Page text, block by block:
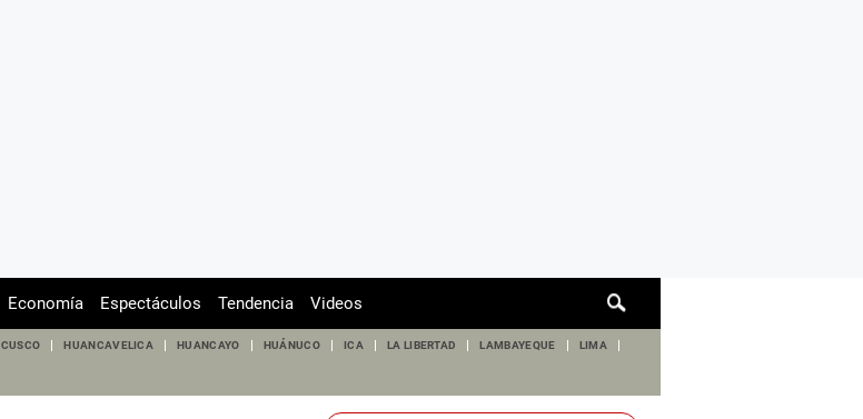
de
Economía Espectáculos Tendencia Videos
CUSCO HUANCAVELICA HUANCAYO HUÁNUCO ICA LA LIBERTAD LAMBAYEQUE LIMA